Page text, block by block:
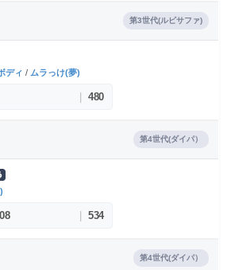
第3世代(ルビサファ)
ディ / ムラっけ(夢)
| 480
第4世代(ダイパ）
| 534
第4世代(ダイパ）